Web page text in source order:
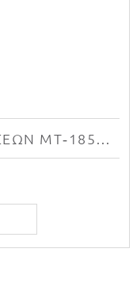
PEGASUS® PRO GYM 3 ΘΈΣΕΩΝ MT‑18504‑ABC